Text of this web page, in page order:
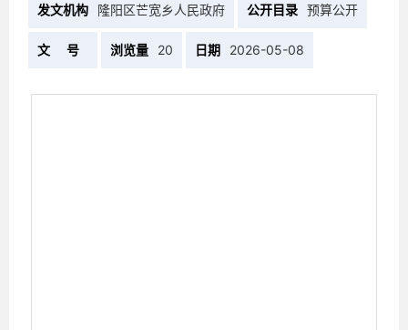
发文机构 隆阳区芒宽乡人民政府 公开目录 预算公开
文 号 浏览量 20 日期 2026-05-08